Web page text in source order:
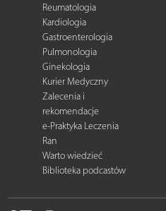
Reumatologia
Kardiologia
Gastroenterologia
Pulmonologia
Ginekologia
Kurier Medyczny
Zalecenia i
rekomendacje
e-Praktyka Leczenia
Ran
Warto wiedzieć
Biblioteka podcastów